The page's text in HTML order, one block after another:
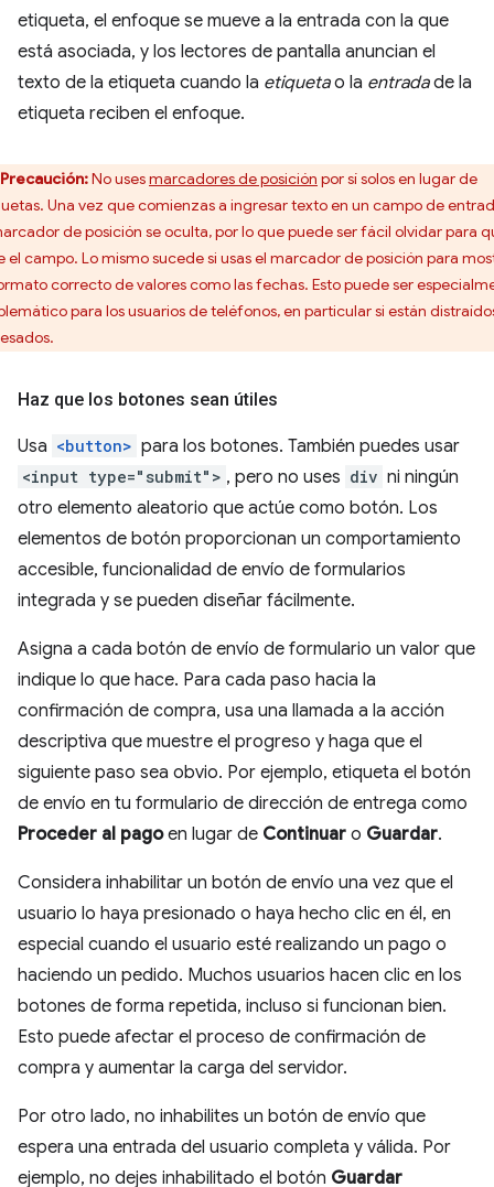
etiqueta, el enfoque se mueve a la entrada con la que
está asociada, y los lectores de pantalla anuncian el
texto de la etiqueta cuando la etiquetao la entradade la
etiqueta reciben el enfoque.
Precaución:No usesmarcadores de posición por sí solos en lugar de
Una vez que comienzas a ingresar texto en un campo de
de posición se oculta, por lo que puede ser fácil olvidar para
el campo. Lo mismo sucede si usas el marcador de posición para
correcto de valores como las fechas. Esto puede ser
para los usuarios de teléfonos, en particular si están
Haz que los botones sean útiles
Usa <button> para los botones. También puedes usar
<input type="submit"> , pero no uses div ni ningún
otro elemento aleatorio que actúe como botón. Los
elementos de botón proporcionan un comportamiento
accesible, funcionalidad de envío de formularios
integrada y se pueden diseñar fácilmente.
Asigna a cada botón de envío de formulario un valor que
indique lo que hace. Para cada paso hacia la
confirmación de compra, usa una llamada a la acción
descriptiva que muestre el progreso y haga que el
siguiente paso sea obvio. Por ejemplo, etiqueta el botón
de envío en tu formulario de dirección de entrega como
Proceder al pagoen lugar de Continuar o Guardar.
Considera inhabilitar un botón de envío una vez que el
usuario lo haya presionado o haya hecho clic en él, en
especial cuando el usuario esté realizando un pago o
haciendo un pedido. Muchos usuarios hacen clic en los
botones de forma repetida, incluso si funcionan bien.
Esto puede afectar el proceso de confirmación de
compra y aumentar la carga del servidor.
Por otro lado, no inhabilites un botón de envío que
espera una entrada del usuario completa y válida. Por
ejemplo, no dejes inhabilitado el botón Guardar